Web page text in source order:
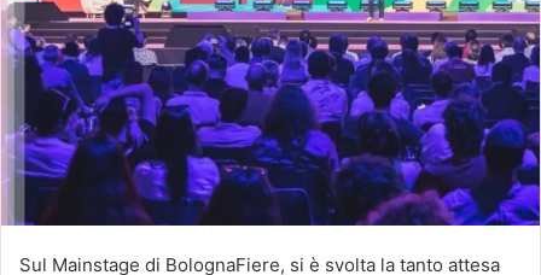
Sul Mainstage di BolognaFiere, si è svolta la tanto attesa